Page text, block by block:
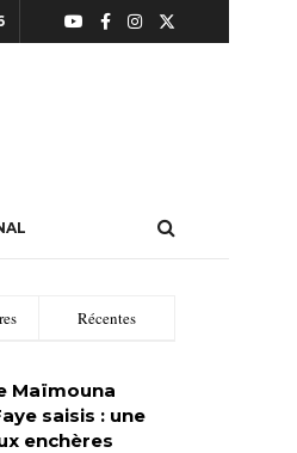
Récentes
Maïmouna
saisis : une
enchères